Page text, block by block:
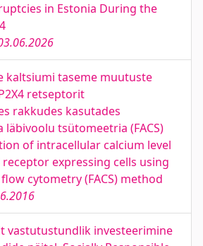
in Estonia During the
kaltsiumi taseme muutuste
retseptorit
rakkudes kasutades
tsütomeetria (FACS)
of intracellular calcium level
receptor expressing cells using
cytometry (FACS) method
vastutustundlik investeerimine